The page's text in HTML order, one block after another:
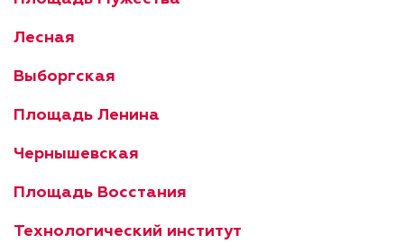
Лесная
Выборгская
Площадь Ленина
Чернышевская
Площадь Восстания
Технологический институт